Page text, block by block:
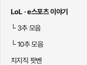
LoL · e스포츠 이야기
└3추 모음
└10추 모음
치지직 팟벤